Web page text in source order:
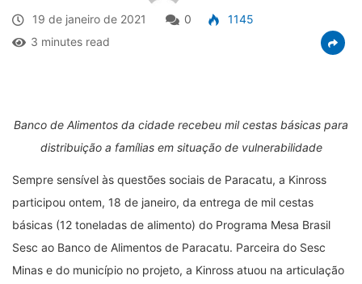
19 de janeiro de 2021 0
1145
3 minutes read
Banco de Alimentos da cidade recebeu mil cestas básicas para
distribuição a famílias em situação de vulnerabilidade
Sempre sensível às questões sociais de Paracatu, a Kinross
participou ontem, 18 de janeiro, da entrega de mil cestas
básicas (12 toneladas de alimento) do Programa Mesa Brasil
Sesc ao Banco de Alimentos de Paracatu. Parceira do Sesc
Minas e do município no projeto, a Kinross atuou na articulação